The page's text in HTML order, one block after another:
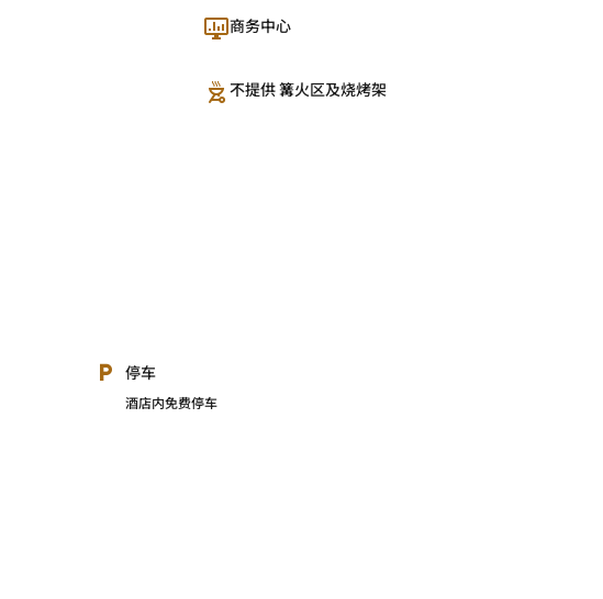
商务中心
不提供 篝火区及烧烤架
停车
酒店内免费停车